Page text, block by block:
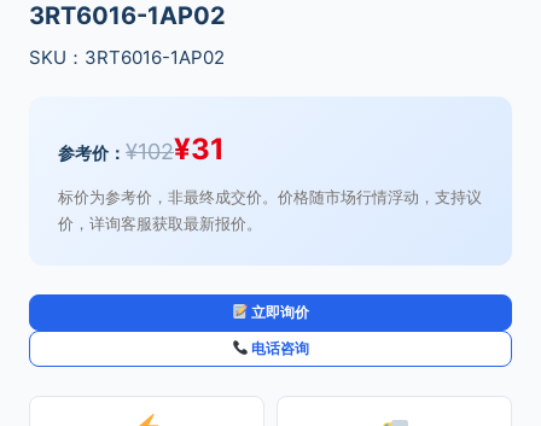
3RT6016-1AP02
SKU：3RT6016-1AP02
参考价： ¥102¥31
标价为参考价，非最终成交价。价格随市场行情浮动，支持议
价，详询客服获取最新报价。
立即询价
电话咨询